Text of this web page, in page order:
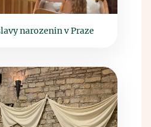
narozenin v Praze